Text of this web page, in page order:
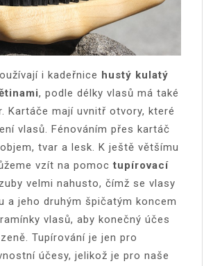
i kadeřnice hustý kulatý
, podle délky vlasů má také
Kartáče mají uvnitř otvory, které
vlasů. Fénováním přes kartáč
tvar a lesk. K ještě většímu
vzít na pomoctupírovací
velmi nahusto, čímž se vlasy
a jeho druhým špičatým koncem
vlasů, aby konečný účes
Tupírování je jen pro
účesy, jelikož je pro naše